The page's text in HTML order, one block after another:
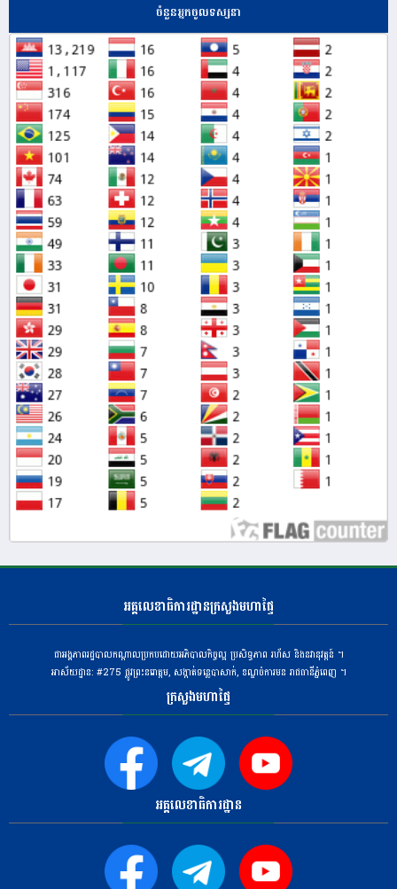
ចំនួនអ្នកចូលទស្សនា
អគ្គលេខាធិការដ្ឋានក្រសួងមហាផ្ទៃ
ជាអង្គភាពរដ្ឋបាលកណ្តាលប្រកបដោយអភិបាលកិច្ចល្អ ប្រសិទ្ធភាព រហ័ស និងនវានុវត្តន៍ ។
អាស័យដ្ឋាន: #275 ​ផ្លូវព្រះនរោត្តម, សង្កាត់ទន្លេបាសាក់, ខណ្ឌចំការមន រាជធានីភ្នំពេញ ។
ក្រសួងមហាផ្ទៃ
អគ្គលេខាធិការដ្ឋាន